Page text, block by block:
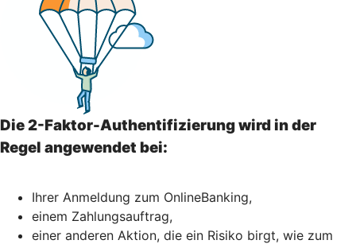
Die 2-Faktor-Authentifizierung wird in der
Regel angewendet bei:
Ihrer Anmeldung zum OnlineBanking,
einem Zahlungsauftrag,
einer anderen Aktion, die ein Risiko birgt, wie zum